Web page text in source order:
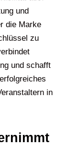
und
die Marke
zu
und schafft
in